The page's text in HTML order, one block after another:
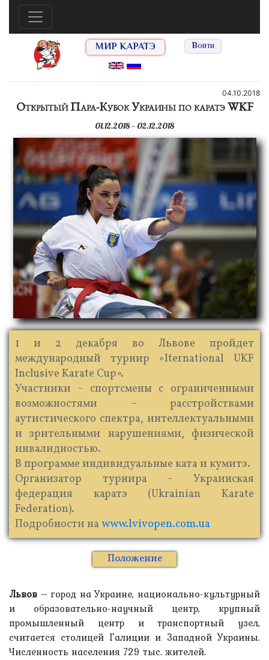
МИР КАРАТЭ Войти
04.10.2018
Открытый Пара-Кубок Украины по каратэ WKF
01.12.2018 — 02.12.2018
1 и 2 декабря во Львове пройдет
международный турнир «Iternational UKF
Inclusive Karate Cup».
Участники - спортсмены с ограниченными
возможностями – расстройствами
аутистического спектра, интеллектуальными
и зрительными нарушениями, физической
инвалидностью.
В программе индивидуальные ката и кумитэ.
Организатор турнира - Украинская
федерация каратэ (Ukrainian Karate
Federation).
Подробности на www.lvivopen.com.ua
Положение
Львов – город на Украине, национально-культурный
и образовательно-научный центр, крупный
промышленный центр и транспортный узел,
считается столицей Галиции и Западной Украины.
Численность населения 729 тыс. жителей.